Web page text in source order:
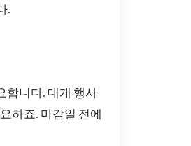
.
합니다. 대개 행사
하죠. 마감일 전에